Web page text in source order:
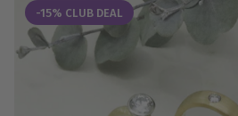
-15% CLUB DEAL